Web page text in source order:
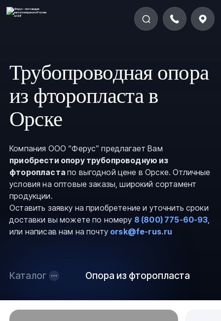
Трубопроводная опора
из фторопласта в
Орске
Компания ООО “Ферус” предлагает Вам
приобрести опору трубопроводную из
фторопластапо выгодной цене в Орске. Отличные
условия на оптовые заказы, широкий сортамент
продукции.
Оставить заявку на приобретение и уточнить сроки
доставки вы можете по номеру 8 (800) 775-60-93,
или написав нам на почту orsk@fe-rus.ru
Каталог Опора из фторопласта